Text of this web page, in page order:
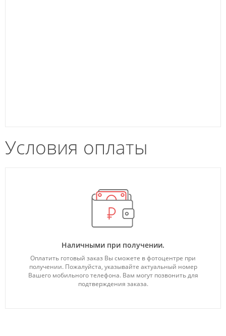
Условия оплаты
Наличными при получении.
Оплатить готовый заказ Вы сможете в фотоцентре при
получении. Пожалуйста, указывайте актуальный номер
Вашего мобильного телефона. Вам могут позвонить для
подтверждения заказа.